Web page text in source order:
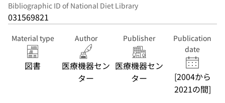
Bibliographic ID of National Diet Library
031569821
Material type
図書
Author
医療機器セン
ター
Publisher
医療機器セン
ター
Publication
date
[2004から
2021の間]